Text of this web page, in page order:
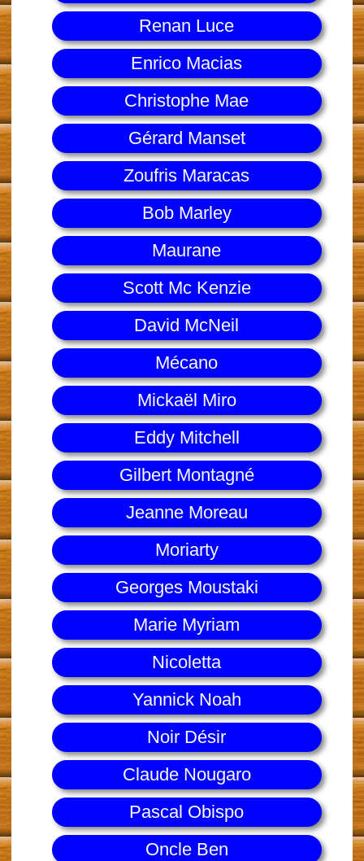
Renan Luce
Enrico Macias
Christophe Mae
Gérard Manset
Zoufris Maracas
Bob Marley
Maurane
Scott Mc Kenzie
David McNeil
Mécano
Mickaël Miro
Eddy Mitchell
Gilbert Montagné
Jeanne Moreau
Moriarty
Georges Moustaki
Marie Myriam
Nicoletta
Yannick Noah
Noir Désir
Claude Nougaro
Pascal Obispo
Oncle Ben